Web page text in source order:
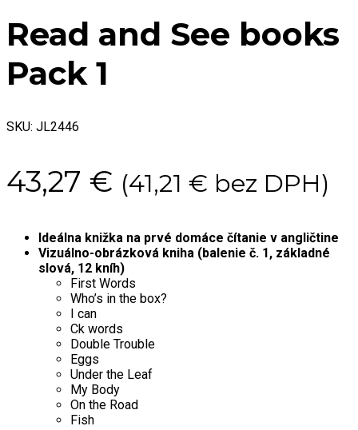
Read and See books
Pack 1
SKU: JL2446
43,27 € (41,21 € bez DPH)
Ideálna knižka na prvé domáce čítanie v angličtine
Vizuálno-obrázková kniha (balenie č. 1, základné
slová, 12 kníh)
First Words
Who’s in the box?
I can
Ck words
Double Trouble
Eggs
Under the Leaf
My Body
On the Road
Fish